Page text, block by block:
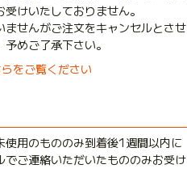
けいたしておりません。
ませんがご注文をキャンセルとさせ
めご了承下さい。
をご覧ください
使用のもののみ到着後1週間以内に
でご連絡いただいたもののみお受け